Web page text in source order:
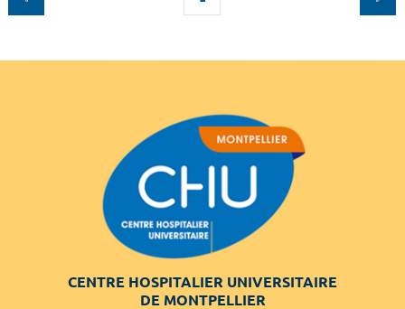
CENTRE HOSPITALIER UNIVERSITAIRE
DE MONTPELLIER